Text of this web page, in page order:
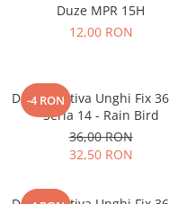
Irigații prin picurare
Accesorii irigatii
Duze MPR 15H
12,00 RON
-4 RON
Duza rotativa Unghi Fix
Seria 14 - Rain Bird
36,00 RON
32,50 RON